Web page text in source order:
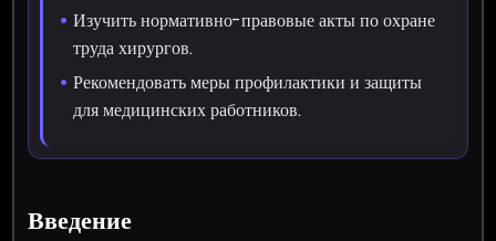
Изучить нормативно-правовые акты по охране
труда хирургов.
Рекомендовать меры профилактики и защиты
для медицинских работников.
Введение